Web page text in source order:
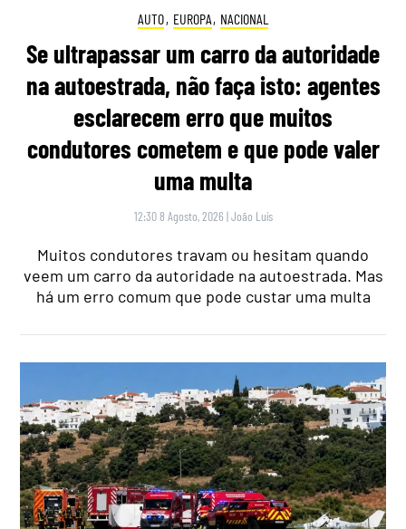
AUTO, EUROPA, NACIONAL
Se ultrapassar um carro da autoridade
na autoestrada, não faça isto: agentes
esclarecem erro que muitos
condutores cometem e que pode valer
uma multa
12:30 8 Agosto, 2026 |João Luís
Muitos condutores travam ou hesitam quando
veem um carro da autoridade na autoestrada. Mas
há um erro comum que pode custar uma multa